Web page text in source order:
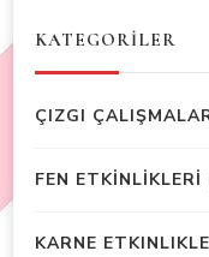
KATEGORİLER
ÇIZGI
FEN ETKİNLİKLERİ
KARNE